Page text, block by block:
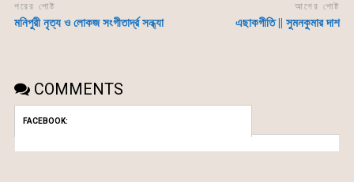
পরের পোষ্ট
মনিপুরী নৃত্য ও লোকজ সংগীতার্দ্র সন্ধ্যা
আগের পোষ্ট
এছাকগীতি || সুমনকুমার দাশ
COMMENTS
FACEBOOK: